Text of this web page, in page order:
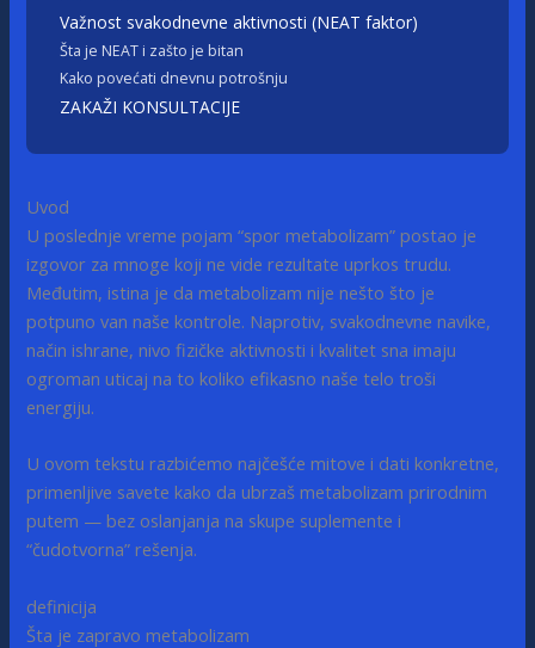
Važnost svakodnevne aktivnosti (NEAT faktor)
Šta je NEAT i zašto je bitan
Kako povećati dnevnu potrošnju
ZAKAŽI KONSULTACIJE
Uvod
U poslednje vreme pojam “spor metabolizam” postao je
izgovor za mnoge koji ne vide rezultate uprkos trudu.
Međutim, istina je da metabolizam nije nešto što je
potpuno van naše kontrole. Naprotiv, svakodnevne navike,
način ishrane, nivo fizičke aktivnosti i kvalitet sna imaju
ogroman uticaj na to koliko efikasno naše telo troši
energiju.
U ovom tekstu razbićemo najčešće mitove i dati konkretne,
primenljive savete kako da ubrzaš metabolizam prirodnim
putem — bez oslanjanja na skupe suplemente i
“čudotvorna” rešenja.
definicija
Šta je zapravo metabolizam